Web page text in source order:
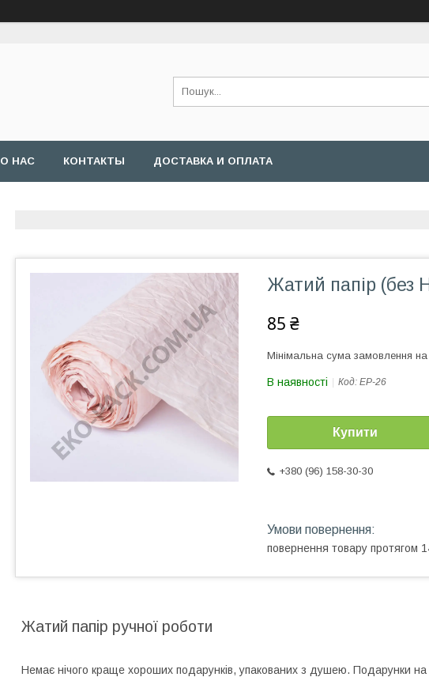
О НАС КОНТАКТЫ ДОСТАВКА И ОПЛАТА
Жатий папір
85 ₴
Мінімальна сума замовлення
В наявності Код: EP-26
Купити
+380 (96) 158-30-30
повернення товару протягом
Жатий папір ручної роботи
Немає нічого краще хороших подарунків, упакованих з душею. Подарунки на